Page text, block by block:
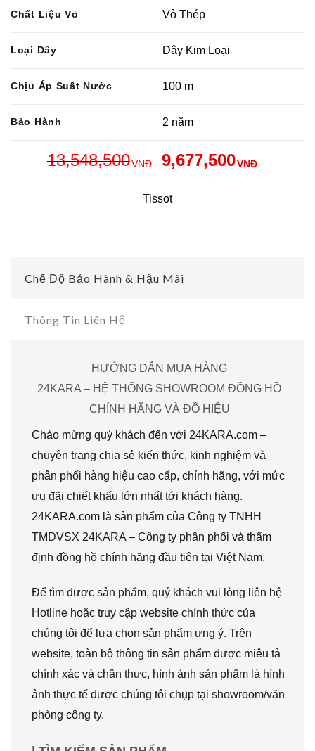
Chất Liệu Vỏ Vỏ Thép
Loại Dây Dây Kim Loại
Chịu Áp Suất Nước 100 m
Bảo Hành 2 năm
13,548,500VNĐ 9,677,500VNĐ
Tissot
Chế Độ Bảo Hành & Hậu Mãi
Thông Tin Liên Hệ
HƯỚNG DẪN MUA HÀNG
24KARA – HỆ THỐNG SHOWROOM ĐỒNG HỒ
CHÍNH HÃNG VÀ ĐỒ HIỆU
Chào mừng quý khách đến với 24KARA.com –
chuyên trang chia sẻ kiến thức, kinh nghiệm và
phân phối hàng hiệu cao cấp, chính hãng, với mức
ưu đãi chiết khấu lớn nhất tới khách hàng.
24KARA.com là sản phẩm của Công ty TNHH
TMDVSX 24KARA – Công ty phân phối và thẩm
định đồng hồ chính hãng đầu tiên tại Việt Nam.
Để tìm được sản phẩm, quý khách vui lòng liên hệ
Hotline hoặc truy cập website chính thức của
chúng tôi để lựa chọn sản phẩm ưng ý. Trên
website, toàn bộ thông tin sản phẩm được miêu tả
chính xác và chân thực, hình ảnh sản phẩm là hình
ảnh thực tế được chúng tôi chụp tại showroom/văn
phòng công ty.